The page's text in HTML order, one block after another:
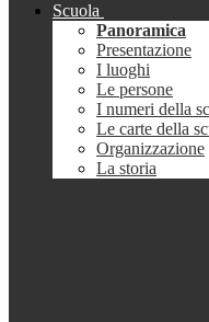
Scuola
Panoramica
Presentazione
I luoghi
Le persone
I numeri della
Le carte della
Organizzazione
La storia